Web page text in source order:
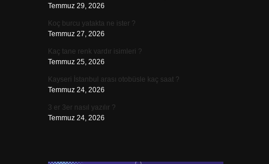
Temmuz 29, 2026
Koç burcu yatakta ne ister ?
Temmuz 27, 2026
Kaç tane renk vardır isimleri ?
Temmuz 25, 2026
Kayseri İstanbul arası otobüsle kaç saat ?
Temmuz 24, 2026
3 er 3er nasıl yazılır ?
Temmuz 24, 2026